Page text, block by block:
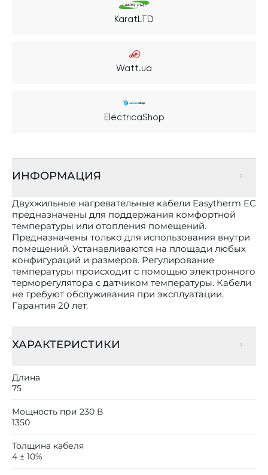
KaratLTD
Watt.ua
ElectricaShop
ИНФОРМАЦИЯ
Двухжильные нагревательные кабели Easytherm EC
предназначены для поддержания комфортной
температуры или отопления помещений.
Предназначены только для использования внутри
помещений. Устанавливаются на площади любых
конфигураций и размеров. Регулирование
температуры происходит с помощью электронного
терморегулятора с датчиком температуры. Кабели
не требуют обслуживания при эксплуатации.
Гарантия 20 лет.
ХАРАКТЕРИСТИКИ
Длина
75
Мощность при 230 В
1350
Толщина кабеля
4 ± 10%